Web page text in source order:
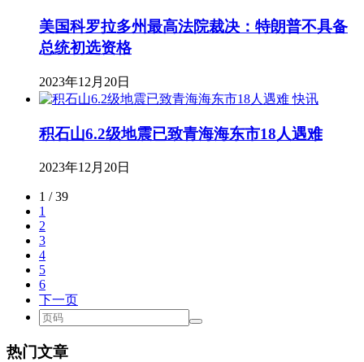
美国科罗拉多州最高法院裁决：特朗普不具备
总统初选资格
2023年12月20日
快讯
积石山6.2级地震已致青海海东市18人遇难
2023年12月20日
1 / 39
1
2
3
4
5
6
下一页
热门文章